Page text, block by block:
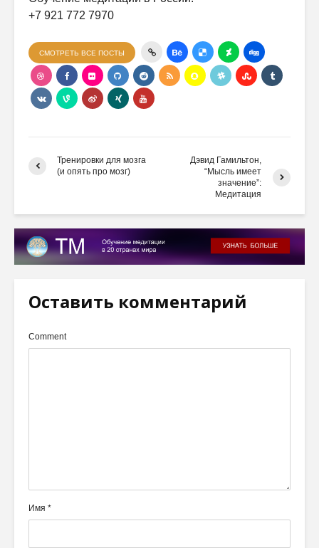
+7 921 772 7970
СМОТРЕТЬ ВСЕ ПОСТЫ
Тренировки для мозга
(и опять про мозг)
Дэвид Гамильтон,
“Мысль имеет
значение”:
Медитация
Оставить комментарий
Comment
Имя *